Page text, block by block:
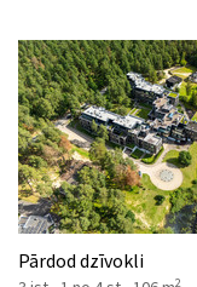
Pārdod dzīvokli
2